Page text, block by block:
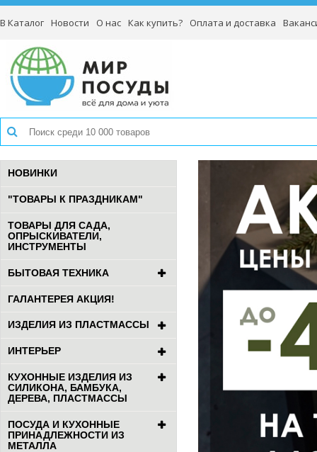
В Каталог Новости О нас Как купить? Оплата и доставка
НОВИНКИ
"ТОВАРЫ К ПРАЗДНИКАМ"
ТОВАРЫ ДЛЯ САДА,
ОПРЫСКИВАТЕЛИ,
ИНСТРУМЕНТЫ
БЫТОВАЯ ТЕХНИКА
ГАЛАНТЕРЕЯ АКЦИЯ!
ИЗДЕЛИЯ ИЗ ПЛАСТМАССЫ
ИНТЕРЬЕР
КУХОННЫЕ ИЗДЕЛИЯ ИЗ
СИЛИКОНА, БАМБУКА,
ДЕРЕВА, ПЛАСТМАССЫ
ПОСУДА И КУХОННЫЕ
ПРИНАДЛЕЖНОСТИ ИЗ
МЕТАЛЛА